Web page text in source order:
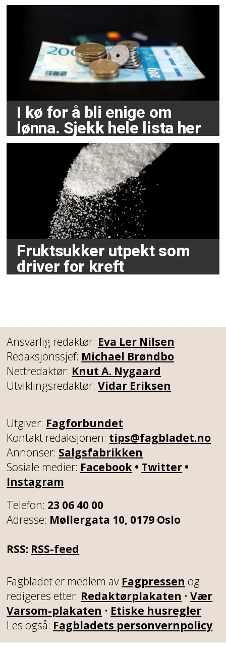
I kø for å bli enige om
lønna. Sjekk hele lista her
Fruktsukker utpekt som
driver for kreft
Ansvarlig redaktør: Eva Ler Nilsen
Redaksjonssjef: Michael Brøndbo
Nettredaktør: Knut A. Nygaard
Utviklingsredaktør:Vidar Eriksen
Utgiver: Fagforbundet
Kontakt redaksjonen: tips@fagbladet.no
Annonser: Salgsfabrikken
Sosiale medier: Facebook • Twitter •
Instagram
Telefon: 23 06 40 00
Adresse: Møllergata 10, 0179 Oslo
RSS: RSS-feed
Fagbladet er medlem av Fagpressen og
redigeres etter: Redaktørplakaten • Vær
Varsom-plakaten • Etiske husregler
Les også: Fagbladets personvernpolicy